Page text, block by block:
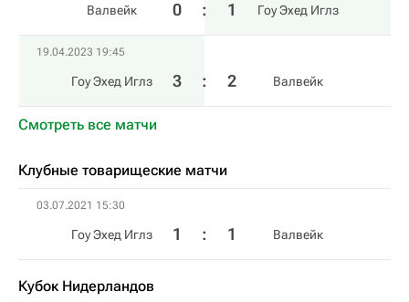
Валвейк 0 : 1 Гоу Эхед Иглз
19.04.2023 19:45
Гоу Эхед Иглз 3 : 2 Валвейк
Смотреть все матчи
Клубные товарищеские матчи
03.07.2021 15:30
Гоу Эхед Иглз 1 : 1 Валвейк
Кубок Нидерландов